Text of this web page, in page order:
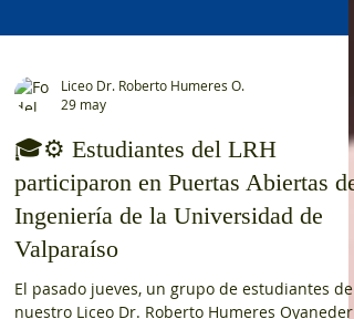
Liceo Dr. Roberto Humeres O.
29 may
🎓⚙️ Estudiantes del LRH
participaron en Puertas Abiertas de